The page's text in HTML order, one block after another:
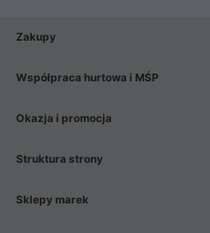
Zakupy
Współpraca hurtowa i MŚP
Okazja i promocja
Struktura strony
Sklepy marek